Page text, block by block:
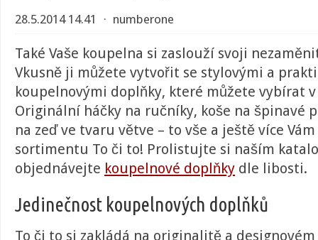
28.5.2014 14.41 ⋅ numberone
Také Vaše koupelna si zaslouží svoji
Vkusně ji můžete vytvořit se stylovými a
koupelnovými doplňky, které můžete vybírat
Originální háčky na ručníky, koše na špinavé
na zeď ve tvaru větve – to vše a ještě více
sortimentu To či to! Prolistujte si naším
objednávejte koupelnové doplňky dle libosti.
Jedinečnost koupelnových doplňků
To či to si zakládá na originalitě a